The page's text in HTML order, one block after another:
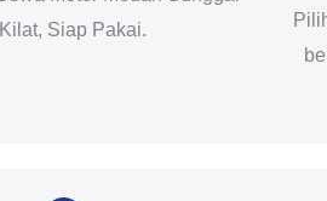
Siap Pakai.